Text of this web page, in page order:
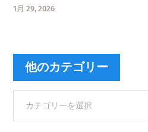
1月 29, 2026
他のカテゴリー
カ